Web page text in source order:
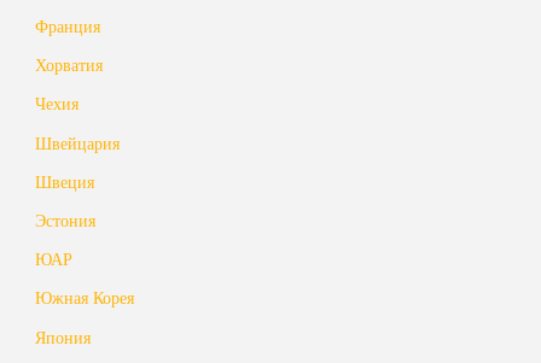
Франция
Хорватия
Чехия
Швейцария
Швеция
Эстония
ЮАР
Южная Корея
Япония